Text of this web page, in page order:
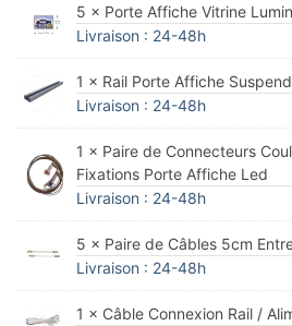
5 × Porte Affiche Vitrine
Livraison : 24-48h
1 × Rail Porte Affiche
Livraison : 24-48h
1 × Paire de Connecteurs
Fixations Porte Affiche Led
Livraison : 24-48h
5 × Paire de Câbles 5cm
Livraison : 24-48h
1 × Câble Connexion Rail /